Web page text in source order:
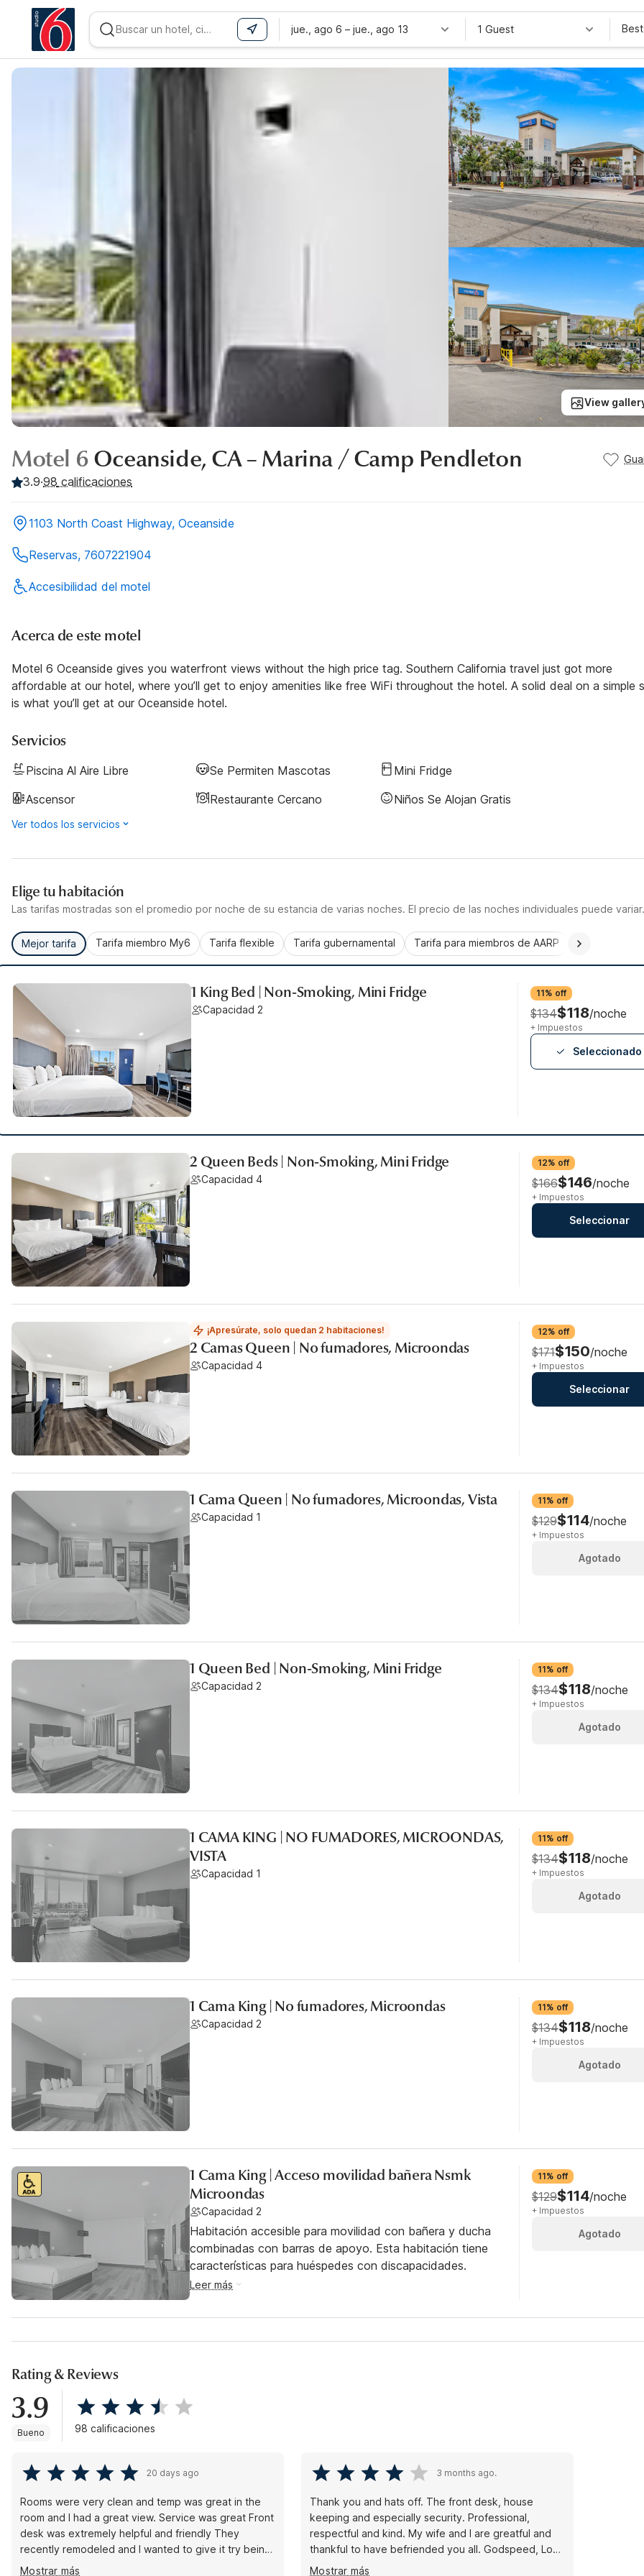
jue., ago 6 – jue., ago 13 1 Guest
View
Motel 6 Oceanside, CA – Marina / Camp Pendleton
3.9·98 calificaciones
1103 North Coast Highway, Oceanside
Reservas, 7607221904
Accesibilidad del motel
Acerca de este motel
Motel 6 Oceanside gives you waterfront views without the high price tag. Southern California travel just got more
affordable at our hotel, where you’ll get to enjoy amenities like free WiFi throughout the hotel. A solid deal on a simple
is what you’ll get at our Oceanside hotel.
Servicios
Piscina Al Aire Libre Se Permiten Mascotas
Mini Fridge
Ascensor
Restaurante Cercano Niños Se Alojan Gratis
Ver todos los servicios
Elige tu habitación
Las tarifas mostradas son el promedio por noche de su estancia de varias noches. El precio de las noches individuales puede variar.
Mejor tarifa Tarifa miembro My6 Tarifa flexible Tarifa gubernamental Tarifa para miembros de AARP
1 King Bed | Non-Smoking, Mini Fridge
Capacidad 2
11% off
$134$118/noche
+ Impuestos
Seleccionado
2 Queen Beds | Non-Smoking, Mini Fridge
Capacidad 4
12% off
$166$146/noche
+ Impuestos
Seleccionar
¡Apresúrate, solo quedan 2 habitaciones!
2 Camas Queen | No fumadores, Microondas
Capacidad 4
12% off
$171$150/noche
+ Impuestos
Seleccionar
1 Cama Queen | No fumadores, Microondas, Vista
Capacidad 1
11% off
$129$114/noche
+ Impuestos
Agotado
1 Queen Bed | Non-Smoking, Mini Fridge
Capacidad 2
11% off
$134$118/noche
+ Impuestos
Agotado
1 CAMA KING | NO FUMADORES, MICROONDAS,
VISTA
Capacidad 1
11% off
$134$118/noche
+ Impuestos
Agotado
1 Cama King | No fumadores, Microondas
Capacidad 2
11% off
$134$118/noche
+ Impuestos
Agotado
1 Cama King | Acceso movilidad bañera Nsmk
Microondas
Capacidad 2
Habitación accesible para movilidad con bañera y ducha
combinadas con barras de apoyo. Esta habitación tiene
características para huéspedes con discapacidades.
Leer más
11% off
$129$114/noche
+ Impuestos
Agotado
Rating & Reviews
3.9
Bueno 98 calificaciones
20 days ago
Rooms were very clean and temp was great in the
room and I had a great view. Service was great Front
desk was extremely helpful and friendly They
recently remodeled and I wanted to give it try being
last minute book and so close to the ocean
Mostrar más
3 months ago.
Thank you and hats off. The front desk, house
keeping and especially security. Professional,
respectful and kind. My wife and I are greatful and
thankful to have befriended you all. Godspeed, Love
John and Alea !!!!👍
Mostrar más